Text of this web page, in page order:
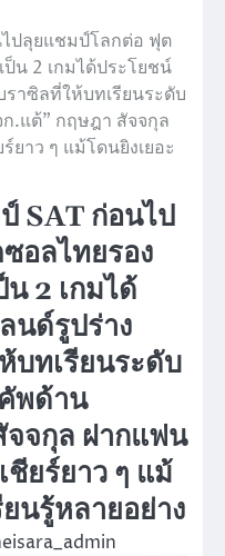
ปลุยแชมป์โลกต่อ ฟุต
น 2 เกมได้ประโยชน์
าซิลที่ให้บทเรียนระดับ
.แต้” กฤษฎา สัจจกุล
าว ๆ แม้โดนยิงเยอะ
SAT ก่อนไป
อลไทยรอง
2 เกมได้
นด์รูปร่าง
บทเรียนระดับ
พด้าน
จจกุล ฝากแฟน
ยร์ยาว ๆ แม้
นรู้หลายอย่าง